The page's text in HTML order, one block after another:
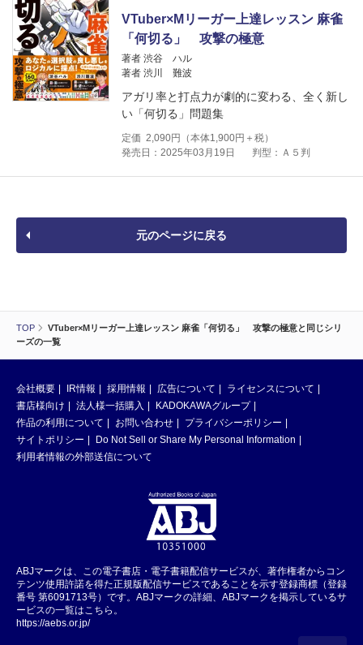
TOP
VTuber×Mリーガー上達レッスン 麻雀「何切る」 攻撃の極意と同じシリ
ーズの一覧
VTuber×Mリーガー上達レッスン 麻雀
「何切る」 攻撃の極意
著者 渋谷 ハル
著者 渋川 難波
アガリ率と打点力が劇的に変わる、全く新し
い「何切る」問題集
定価 2,090円（本体1,900円＋税）
発売日：2025年03月19日
判型：Ａ５判
元のページに戻る
会社概要 IR情報 採用情報 広告について
ライセンスについて
書店様向け
法人様一括購入
KADOKAWAグループ
作品の利用について
お問い合わせ
プライバシーポリシー
サイトポリシー
Do Not Sell or Share My Personal Information
利用者情報の外部送信について
ABJマークは、この電子書店・電子書籍配信サービスが、著作権者からコン
テンツ使用許諾を得た正規版配信サービスであることを示す登録商標（登録
番号 第6091713号）です。ABJマークの詳細、ABJマークを掲示しているサ
ービスの一覧はこちら。
https://aebs.or.jp/